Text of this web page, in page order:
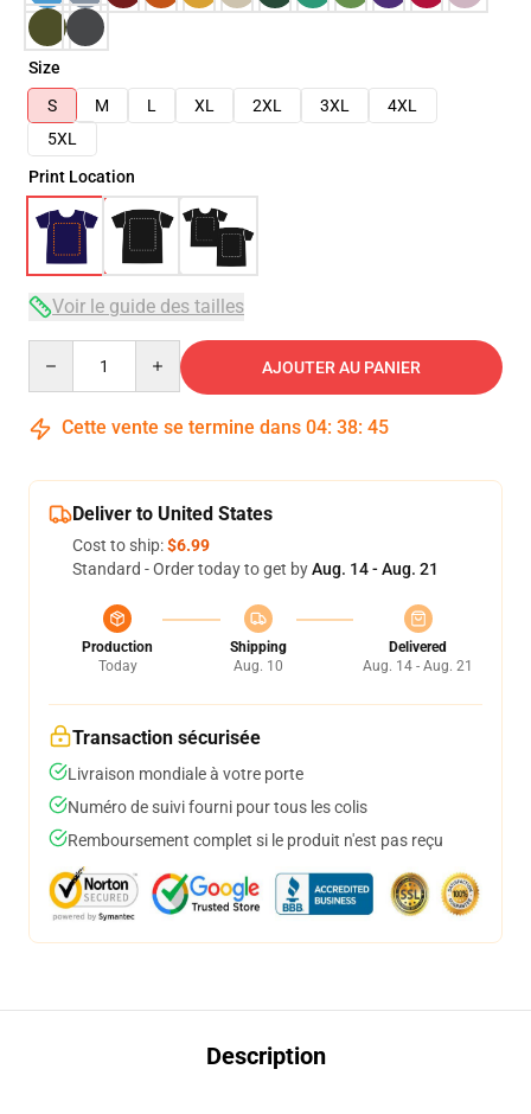
Size
S
M L XL 2XL 3XL
4XL
5XL
Print Location
Voir le guide des tailles
AJOUTER AU PANIER
Cette vente se termine dans 04: 38: 45
Deliver to United States
Cost to ship:$6.99
Standard - Order today to get byAug. 14 - Aug. 21
Production
Today
Shipping
Aug. 10
Delivered
Aug. 14 - Aug. 21
Transaction sécurisée
Livraison mondiale à votre porte
Numéro de suivi fourni pour tous les colis
Remboursement complet si le produit n'est pas reçu
Description